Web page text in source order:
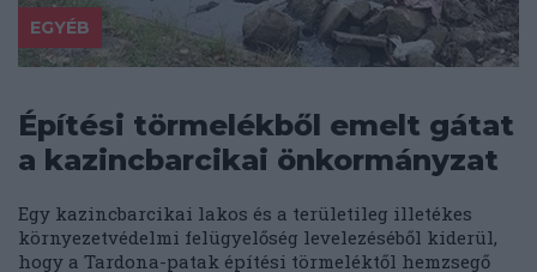
EGYÉB
Építési törmelékből emelt gátat
a kazincbarcikai önkormányzat
Egy kazincbarcikai lakos és a területileg illetékes
környezetvédelmi felügyelőség levelezéséből kiderül,
hogy a Tardona-patak építési törmeléktől hemzsegő